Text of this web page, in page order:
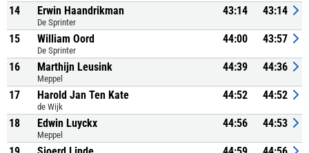
14 Erwin Haandrikman
De Sprinter
43:14 43:14
15 William Oord
De Sprinter
44:00 43:57
16 Marthijn Leusink
Meppel
44:39 44:36
17 Harold Jan Ten Kate
de Wijk
44:52 44:52
18 Edwin Luyckx
Meppel
44:56 44:53